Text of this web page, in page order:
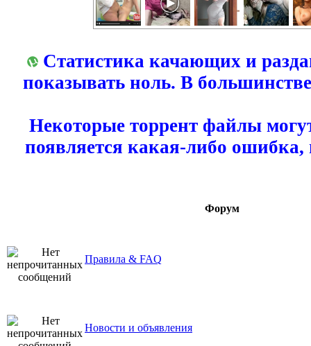
Статистика качающих и
показывать ноль. В
Некоторые торрент файлы
появляется какая-либо
Форум
Правила & FAQ
Новости и объявления